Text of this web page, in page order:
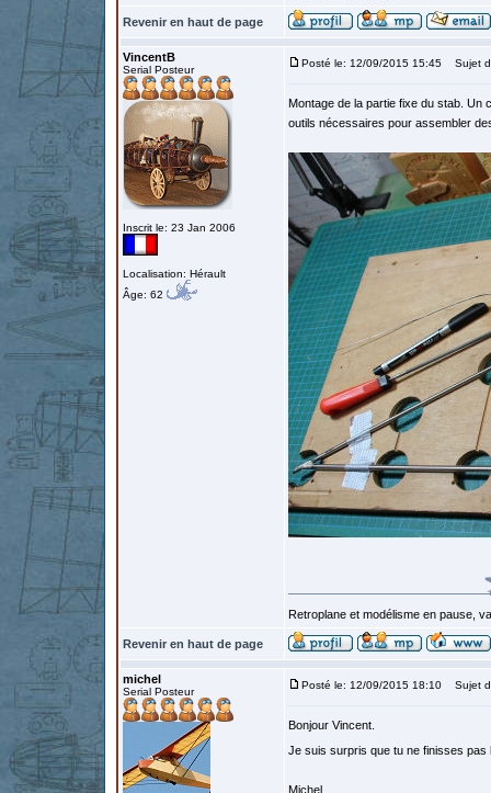
Revenir en haut de page
VincentB
Serial Posteur
Inscrit le: 23 Jan 2006
Localisation: Hérault
Âge: 62
Posté le: 12/09/2015 15:45 Sujet
Montage de la partie fixe du stab. Un
outils nécessaires pour assembler
Retroplane et modélisme en pause,
Revenir en haut de page
michel
Serial Posteur
Posté le: 12/09/2015 18:10 Sujet
Bonjour Vincent.
Je suis surpris que tu ne finisses
Michel